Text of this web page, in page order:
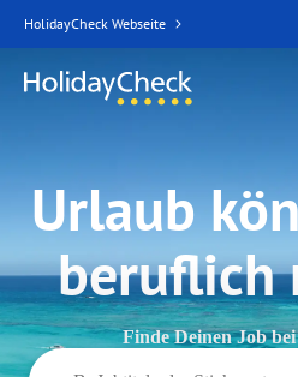
HolidayCheck Webseite
Urlaub
beruflich
Finde Deinen Job
Jobs nach Titel oder Stichwort